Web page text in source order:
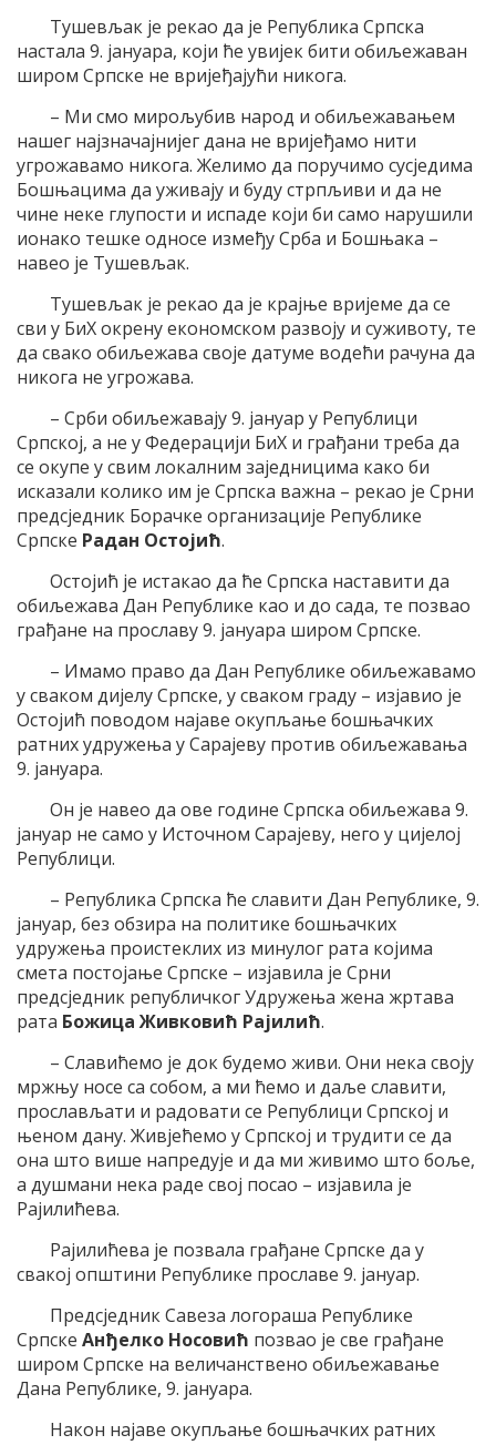
Тушевљак је рекао да је Република Српска
настала 9. јануара, који ће увијек бити обиљежаван
широм Српске не вријеђајући никога.
– Ми смо мирољубив народ и обиљежавањем
нашег најзначајнијег дана не вријеђамо нити
угрожавамо никога. Желимо да поручимо сусједима
Бошњацима да уживају и буду стрпљиви и да не
чине неке глупости и испаде који би само нарушили
ионако тешке односе између Срба и Бошњака –
навео је Тушевљак.
Тушевљак је рекао да је крајње вријеме да се
сви у БиХ окрену економском развоју и суживоту, те
да свако обиљежава своје датуме водећи рачуна да
никога не угрожава.
– Срби обиљежавају 9. јануар у Републици
Српској, а не у Федерацији БиХ и грађани треба да
се окупе у свим локалним заједницима како би
исказали колико им је Српска важна – рекао је Срни
предсједник Борачке организације Републике
Српске Радан Остојић.
Остојић је истакао да ће Српска наставити да
обиљежава Дан Републике као и до сада, те позвао
грађане на прославу 9. јануара широм Српске.
– Имамо право да Дан Републике обиљежавамо
у сваком дијелу Српске, у сваком граду – изјавио је
Остојић поводом најаве окупљање бошњачких
ратних удружења у Сарајеву против обиљежавања
9. јануара.
Он је навео да ове године Српска обиљежава 9.
јануар не само у Источном Сарајеву, него у цијелој
Републици.
– Република Српска ће славити Дан Републике, 9.
јануар, без обзира на политике бошњачких
удружења проистеклих из минулог рата којима
смета постојање Српске – изјавила је Срни
предсједник републичког Удружења жена жртава
рата Божица Живковић Рајилић.
– Славићемо је док будемо живи. Они нека своју
мржњу носе са собом, а ми ћемо и даље славити,
прослављати и радовати се Републици Српској и
њеном дану. Живјећемо у Српској и трудити се да
она што више напредује и да ми живимо што боље,
а душмани нека раде свој посао – изјавила је
Рајилићева.
Рајилићева је позвала грађане Српске да у
свакој општини Републике прославе 9. јануар.
Предсједник Савеза логораша Републике
Српске Анђелко Носовић позвао је све грађане
широм Српске на величанствено обиљежавање
Дана Републике, 9. јануара.
Након најаве окупљање бошњачких ратних